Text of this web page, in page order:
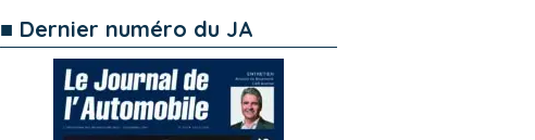
■ Dernier numéro du JA